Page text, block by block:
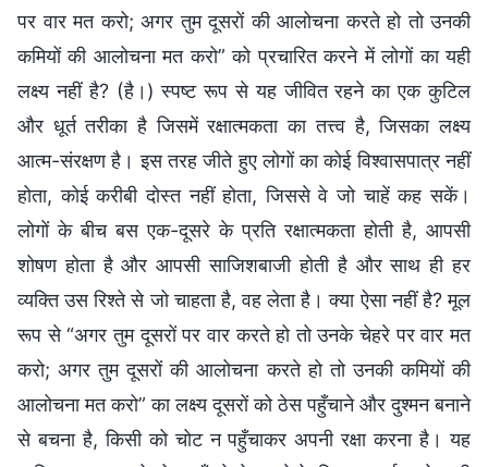
पर वार मत करो; अगर तुम दूसरों की आलोचना करते हो तो उनकी
कमियों की आलोचना मत करो” को प्रचारित करने में लोगों का यही
लक्ष्य नहीं है? (है।) स्पष्ट रूप से यह जीवित रहने का एक कुटिल
और धूर्त तरीका है जिसमें रक्षात्मकता का तत्त्व है, जिसका लक्ष्य
आत्म-संरक्षण है। इस तरह जीते हुए लोगों का कोई विश्वासपात्र नहीं
होता, कोई करीबी दोस्त नहीं होता, जिससे वे जो चाहें कह सकें।
लोगों के बीच बस एक-दूसरे के प्रति रक्षात्मकता होती है, आपसी
शोषण होता है और आपसी साजिशबाजी होती है और साथ ही हर
व्यक्ति उस रिश्ते से जो चाहता है, वह लेता है। क्या ऐसा नहीं है? मूल
रूप से “अगर तुम दूसरों पर वार करते हो तो उनके चेहरे पर वार मत
करो; अगर तुम दूसरों की आलोचना करते हो तो उनकी कमियों की
आलोचना मत करो” का लक्ष्य दूसरों को ठेस पहुँचाने और दुश्मन बनाने
से बचना है, किसी को चोट न पहुँचाकर अपनी रक्षा करना है। यह